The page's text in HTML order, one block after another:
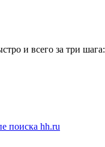
и всего за три шага: